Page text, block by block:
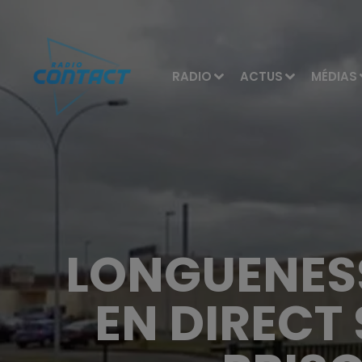
RADIO ACTUS MÉDIAS
EN DIRECT